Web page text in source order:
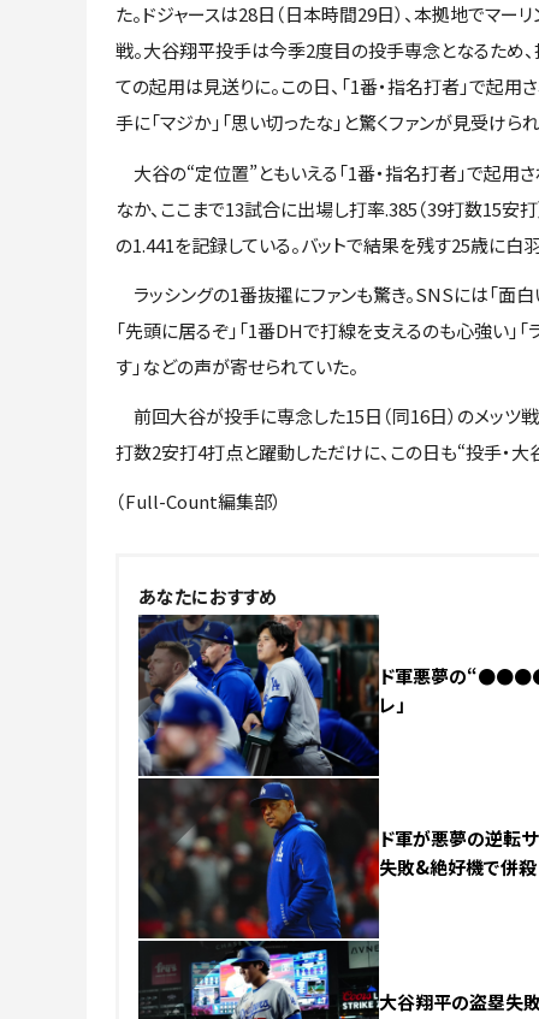
た。ドジャースは28日（日本時間29日）、本拠地でマー
戦。大谷翔平投手は今季2度目の投手専念となるため
ての起用は見送りに。この日、「1番・指名打者」で起用
手に「マジか」「思い切ったな」と驚くファンが見受けら
大谷の“定位置”ともいえる「1番・指名打者」で起用
なか、ここまで13試合に出場し打率.385（39打数15安
の1.441を記録している。バットで結果を残す25歳に白
ラッシングの1番抜擢にファンも驚き。SNSには「面白
「先頭に居るぞ」「1番DHで打線を支えるのも心強い」
す」などの声が寄せられていた。
前回大谷が投手に専念した15日（同16日）のメッツ
打数2安打4打点と躍動しただけに、この日も“投手・
（Full-Count編集部）
あなたにおすすめ
ド軍悪夢の
レ」
ド軍が悪夢の逆転
失敗&絶好機で併殺
大谷翔平の盗塁失